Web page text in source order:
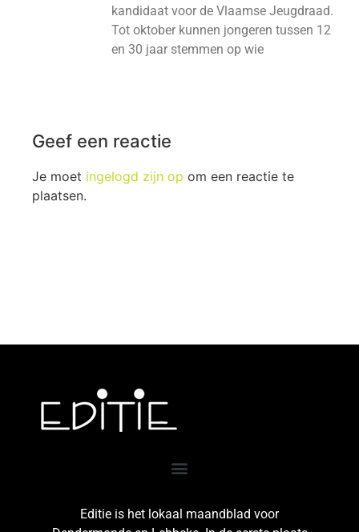
kandidaat voor de Vlaamse Jeugdraad.
Tot oktober kunnen jongeren tussen 12
en 30 jaar stemmen op wie
Geef een reactie
Je moet ingelogd zijn op om een reactie te
plaatsen.
Editie is het lokaal maandblad voor